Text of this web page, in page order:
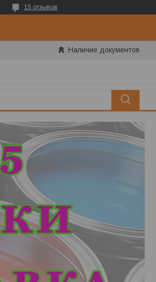
15 отзывов
Наличие документов